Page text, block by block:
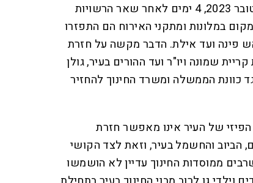
מורכב, שכן הם פונו רק ב-20 באוקטובר 2023, 4 ימים לאחר שאר הרשויות
במלונות ומתקני האירוח הם התפזרו
מראש פינה ועד אילת. הדבר מקשה על חזרת
שמונה ויו"ר ועד ההורים בעיר, גולן
ב-6 בפברואר נגד כוונת הממשלה ומשרד החינוך להחזיר
הפיזי של העיר אינו מאפשר חזרת
הביוב והחשמל בעיר, וזאת לצד הקושי
ממוסדות החינוך עדיין לא הושמשו